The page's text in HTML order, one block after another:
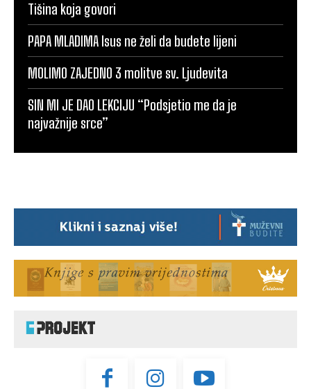
Tišina koja govori
PAPA MLADIMA Isus ne želi da budete lijeni
MOLIMO ZAJEDNO 3 molitve sv. Ljudevita
SIN MI JE DAO LEKCIJU “Podsjetio me da je
najvažnije srce”